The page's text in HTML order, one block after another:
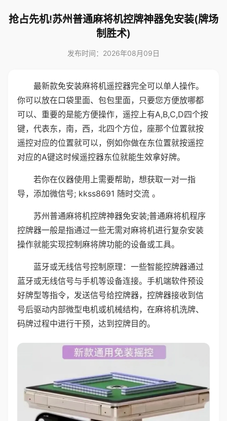
抢占先机!苏州普通麻将机控牌神器免安装(牌场
制胜术)
发布时间：2026年08月09日
最新款免安装麻将机遥控器完全可以单人操作。
你可以放在口袋里面、包包里面，只要您方便放哪都
可以、重要的是能方便操作，遥控上有A,B,C,D四个按
键，代表东，南，西，北四个方位，座那个位置就按
遥控对应的位置就可以，例如你做在东位置就按遥控
对应的A键这时候遥控器东位就能生效拿好牌。
若你在仪器使用上需要帮助，想获取一对一指
导，添加微信号; kkss8691 随时交流 。
苏州普通麻将机控牌神器免安装;普通麻将机程序
控牌器一般是指通过一些无需对麻将机进行复杂安装
操作就能实现控制麻将牌功能的设备或工具。
蓝牙或无线信号控制原理：一些智能控牌器通过
蓝牙或无线信号与手机等设备连接。手机端软件预设
好牌型等指令，发送信号给控牌器，控牌器接收到信
号后驱动内部微型电机或机械结构，在麻将机洗牌、
码牌过程中进行干预，达到控牌目的。